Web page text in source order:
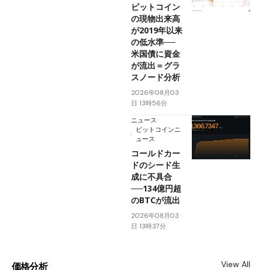
ビットコイン
の現物出来高
が2019年以来
の低水準──
米国債に資金
が流出＝グラ
スノード分析
2026年08月03
日 13時56分
ニュース
ビットコインニ
ュース
コールドカー
ドのシード生
成に不具合
──134億円超
のBTCが流出
2026年08月03
日 13時37分
価格分析 View All